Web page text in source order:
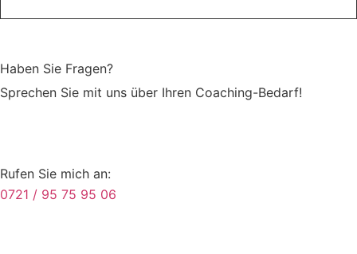
Haben Sie Fragen?
Sprechen Sie mit uns über Ihren Coaching-Bedarf!
Rufen Sie mich an:
0721 / 95 75 95 06